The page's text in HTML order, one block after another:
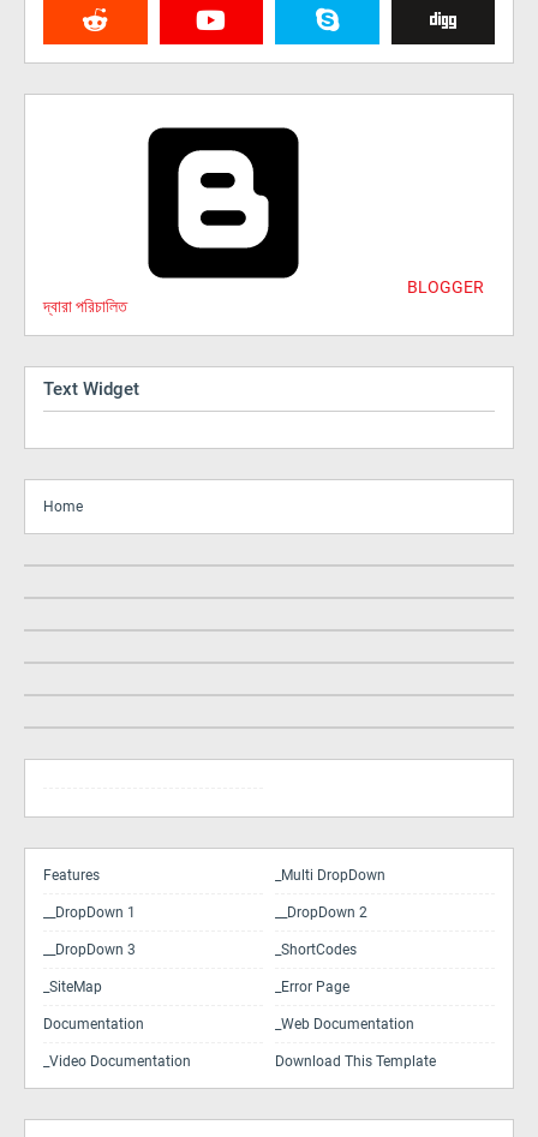
BLOGGER
দ্বারা পরিচালিত
Text Widget
Home
Features _Multi DropDown
__DropDown 1 __DropDown 2
__DropDown 3 _ShortCodes
_SiteMap _Error Page
Documentation _Web Documentation
_Video Documentation Download This Template